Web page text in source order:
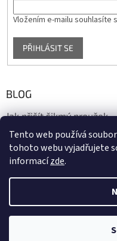
Tento web používá
tohoto webu vyjadřujete
informacízde.
Vložením e-mailu souhlasíte s
PŘIHLÁSIT SE
BLOG
Jak přišít šikmý proužek
17.10.2020
Copyright 2026